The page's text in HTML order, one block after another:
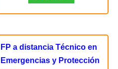
FP a distancia Técnico en
Emergencias y Protección